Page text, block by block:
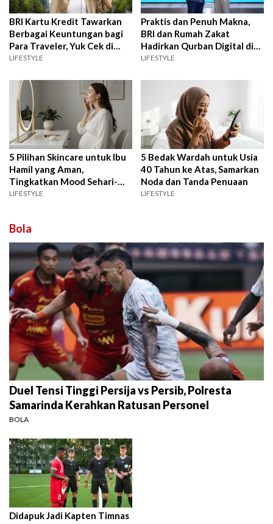
BRI Kartu Kredit Tawarkan
Berbagai Keuntungan bagi
Para Traveler, Yuk Cek di
Sini!
LIFESTYLE
Praktis dan Penuh Makna,
BRI dan Rumah Zakat
Hadirkan Qurban Digital di
BRImo
LIFESTYLE
5 Pilihan Skincare untuk Ibu
Hamil yang Aman,
Tingkatkan Mood Sehari-
hari
LIFESTYLE
5 Bedak Wardah untuk Usia
40 Tahun ke Atas, Samarkan
Noda dan Tanda Penuaan
LIFESTYLE
Bola
Duel Tensi Tinggi Persija vs Persib, Polresta
Samarinda Kerahkan Ratusan Personel
BOLA
Didapuk Jadi Kapten Timnas